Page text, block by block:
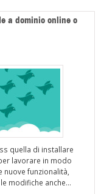
a dominio online o
quella di installare
lavorare in modo
nuove funzionalità,
modifiche anche...